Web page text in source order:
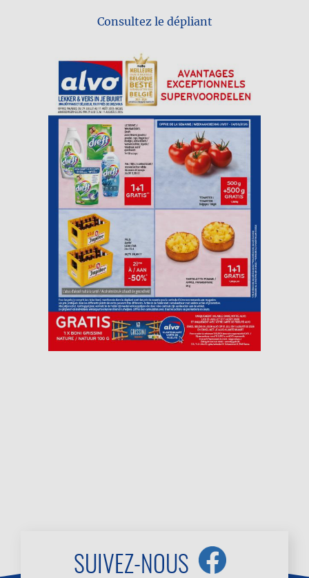
Consultez le dépliant
SUIVEZ-NOUS